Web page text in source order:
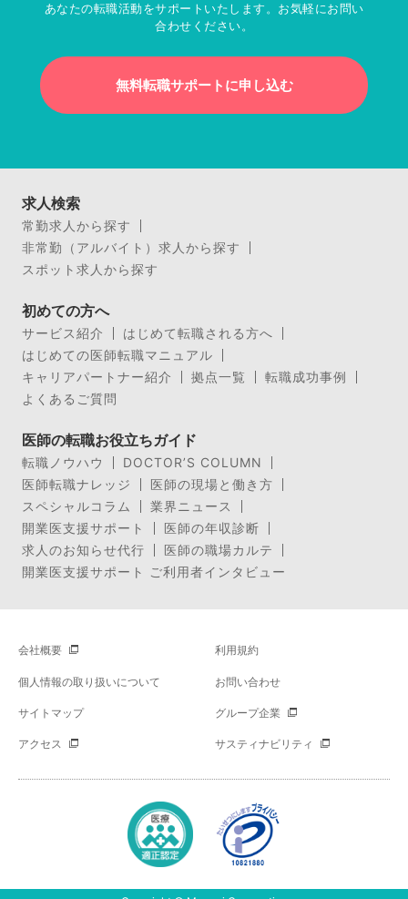
あなたの転職活動をサポートいたします。お気軽にお問い
合わせください。
無料転職サポートに申し込む
求人検索
常勤求人から探す
非常勤（アルバイト）求人から探す
スポット求人から探す
初めての方へ
サービス紹介
はじめて転職される方へ
はじめての医師転職マニュアル
キャリアパートナー紹介
拠点一覧
転職成功事例
よくあるご質問
医師の転職お役立ちガイド
転職ノウハウ
DOCTOR’S COLUMN
医師転職ナレッジ
医師の現場と働き方
スペシャルコラム
業界ニュース
開業医支援サポート
医師の年収診断
求人のお知らせ代行
医師の職場カルテ
開業医支援サポート ご利用者インタビュー
会社概要 利用規約
個人情報の取り扱いについて お問い合わせ
サイトマップ グループ企業
アクセス サスティナビリティ